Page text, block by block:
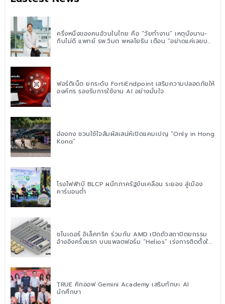
ครึ่งหนึ่งของคนอ้วนในไทย คือ “วัยทำงาน” เหตุนั่งนาน-
กินไม่ดี แพทย์ รพ.วิมุต พหลโยธิน เตือน “อย่าดูแค่เลขบน
ฟอร์ติเน็ต ยกระดับ FortiEndpoint เสริมความปลอดภัยให้
องค์กร รองรับการใช้งาน AI อย่างมั่นใจ
ฮ่องกง ชวนใช้ใจสัมผัสเสน่ห์เปิดแคมเปญ “Only in Hong
Kong”
โรงไฟฟ้าบี BLCP ผนึกภาครัฐขับเคลื่อน ระยอง สู่เมือง
คาร์บอนต่ำ
ชไนเดอร์ อิเล็คทริค ร่วมกับ AMD เปิดตัวสถาปัตยกรรม
อ้างอิงครั้งแรก บนแพลตฟอร์ม “Helios” เร่งการติดตั้งใช้
TRUE คิกออฟ Gemini Academy เสริมทักษะ AI
นักศึกษา